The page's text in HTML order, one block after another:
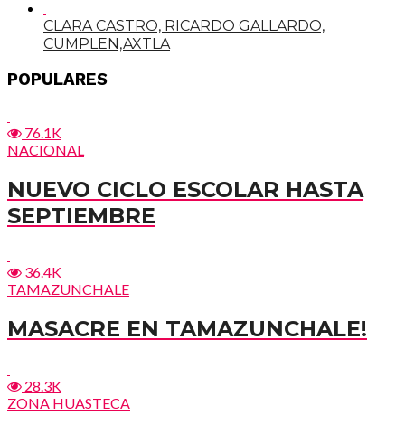
CLARA CASTRO, RICARDO GALLARDO,
CUMPLEN,AXTLA
POPULARES
76.1K
NACIONAL
NUEVO CICLO ESCOLAR HASTA
SEPTIEMBRE
36.4K
TAMAZUNCHALE
MASACRE EN TAMAZUNCHALE!
28.3K
ZONA HUASTECA